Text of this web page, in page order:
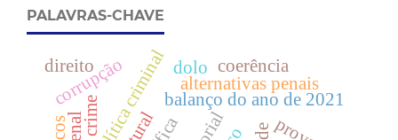
PALAVRAS-CHAVE
balanço do ano de 2021
política criminal alternativas penais
crime
corrupção coerência
direito dolo